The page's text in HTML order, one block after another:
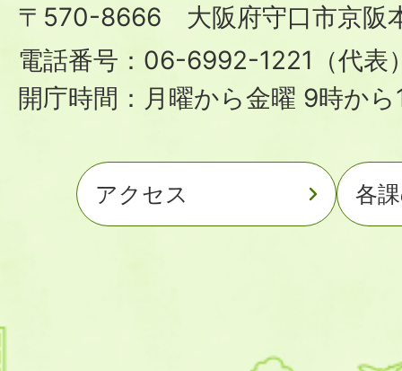
〒570-8666 大阪府守口市京阪
電話番号：06-6992-1221（代表
開庁時間：月曜から金曜 9時か
アクセス 各